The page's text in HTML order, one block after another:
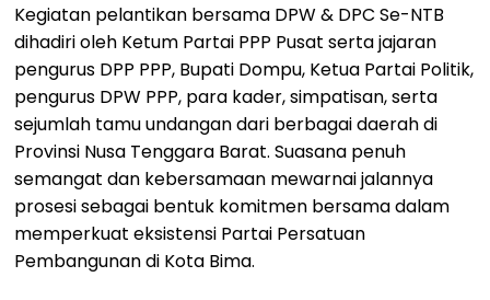
Kegiatan pelantikan bersama DPW & DPC Se-NTB
dihadiri oleh Ketum Partai PPP Pusat serta jajaran
pengurus DPP PPP, Bupati Dompu, Ketua Partai Politik,
pengurus DPW PPP, para kader, simpatisan, serta
sejumlah tamu undangan dari berbagai daerah di
Provinsi Nusa Tenggara Barat. Suasana penuh
semangat dan kebersamaan mewarnai jalannya
prosesi sebagai bentuk komitmen bersama dalam
memperkuat eksistensi Partai Persatuan
Pembangunan di Kota Bima.